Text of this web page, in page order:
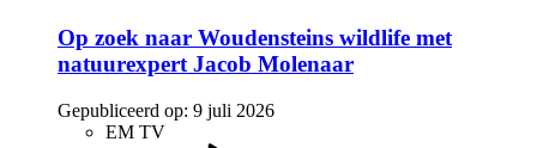
Op zoek naar Woudensteins wildlife met
natuurexpert Jacob Molenaar
Gepubliceerd op: 9 juli 2026
EM TV